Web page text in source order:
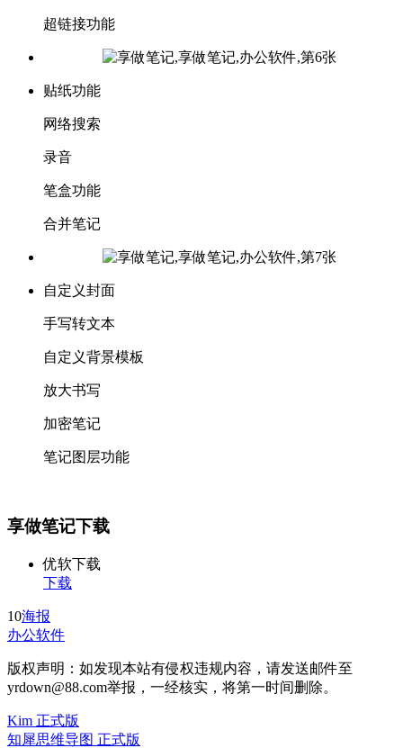
超链接功能
贴纸功能
网络搜索
录音
笔盒功能
合并笔记
自定义封面
手写转文本
自定义背景模板
放大书写
加密笔记
笔记图层功能
享做笔记下载
优软下载
下载
10海报
办公软件
版权声明：如发现本站有侵权违规内容，请发送邮件至
yrdown@88.com举报，一经核实，将第一时间删除。
Kim 正式版
知犀思维导图 正式版